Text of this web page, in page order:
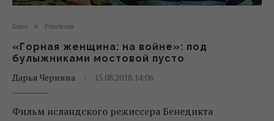
Кино Рецензии
«Горная женщина: на войне»: под
булыжниками мостовой пусто
Дарья Чернина
15.08.2018 14:06
Фильм исландского режиссера Бенедикта